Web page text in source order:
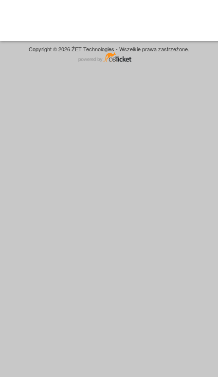
Copyright © 2026 ŻET Technologies - Wszelkie prawa zastrzeżone.